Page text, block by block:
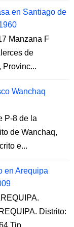
en Santiago de
Manzana F
de
Provinc...
Wanchaq
P-8 de la
de Wanchaq,
e...
en Arequipa
Distrito:
Tip...